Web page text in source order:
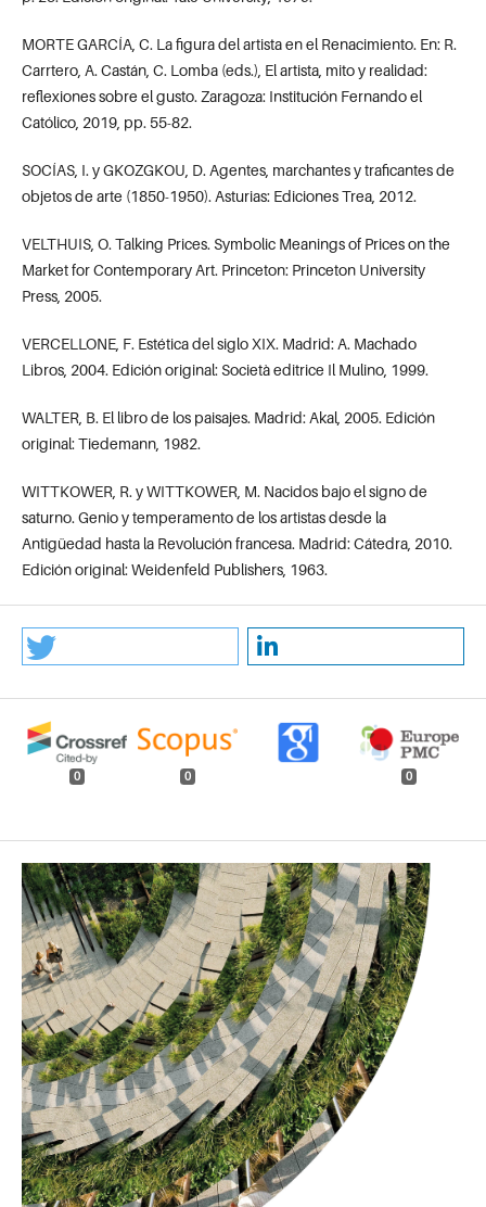
MORTE GARCÍA, C. La figura del artista en el Renacimiento. En: R.
Carrtero, A. Castán, C. Lomba (eds.), El artista, mito y realidad:
reflexiones sobre el gusto. Zaragoza: Institución Fernando el
Católico, 2019, pp. 55-82.
SOCÍAS, I. y GKOZGKOU, D. Agentes, marchantes y traficantes de
objetos de arte (1850-1950). Asturias: Ediciones Trea, 2012.
VELTHUIS, O. Talking Prices. Symbolic Meanings of Prices on the
Market for Contemporary Art. Princeton: Princeton University
Press, 2005.
VERCELLONE, F. Estética del siglo XIX. Madrid: A. Machado
Libros, 2004. Edición original: Società editrice Il Mulino, 1999.
WALTER, B. El libro de los paisajes. Madrid: Akal, 2005. Edición
original: Tiedemann, 1982.
WITTKOWER, R. y WITTKOWER, M. Nacidos bajo el signo de
saturno. Genio y temperamento de los artistas desde la
Antigüedad hasta la Revolución francesa. Madrid: Cátedra, 2010.
Edición original: Weidenfeld Publishers, 1963.
0 0 0